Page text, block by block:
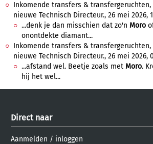
Inkomende transfers &
nieuwe Technisch Directeur., 26 mei 2026,
...denk je dan misschien dat zo'n Moro
onontdekte diamant...
Inkomende transfers &
nieuwe Technisch Directeur., 26 mei 2026,
...afstand wel. Beetje zoals met Moro.
hij het wel...
Direct naar
Aanmelden / inloggen